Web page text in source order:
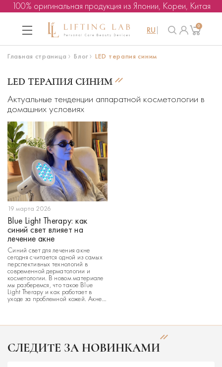
100% оригинальная продукция из Японии, Кореи, Китая
RU 0
Главная страница Блог LED терапия синим
LED ТЕРАПИЯ СИНИМ
Актуальные тенденции аппаратной косметологии в
домашних условиях
19 марта 2026
Blue Light Therapy: как
синий свет влияет на
лечение акне
Синий свет для лечения акне
сегодня считается одной из самых
перспективных технологий в
современной дерматологии и
косметологии. В новом материале
мы разберемся, что такое Blue
Light Therapy и как работает в
уходе за проблемной кожей. Акне
подростковом возрасте. По
СЛЕДИТЕ ЗА НОВИНКАМИ